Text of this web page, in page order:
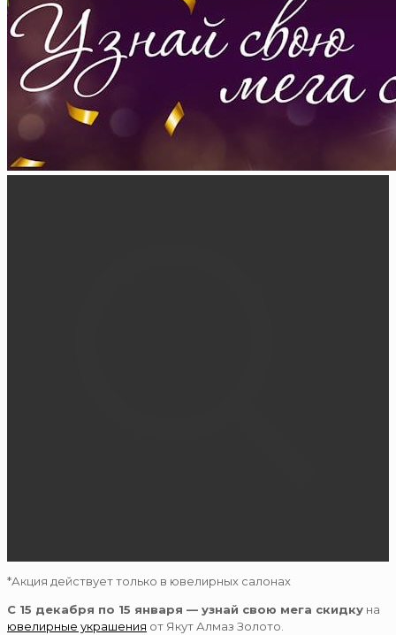
*Акция действует только в ювелирных салонах
С 15 декабря по 15 января — узнай свою мега скидку на
ювелирные украшения от Якут Алмаз Золото.